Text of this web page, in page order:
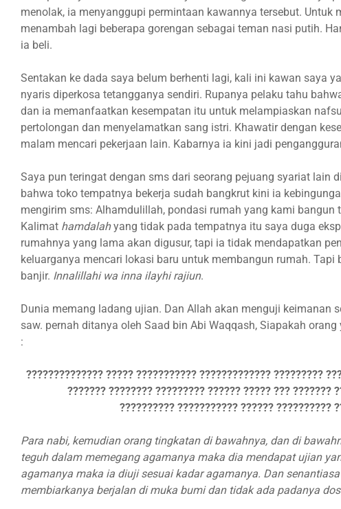
menolak, ia menyanggupi permintaan kawannya tersebut.
menambah lagi beberapa gorengan sebagai teman nasi putih.
ia beli.
Sentakan ke dada saya belum berhenti lagi, kali ini kawan saya
nyaris diperkosa tetangganya sendiri. Rupanya pelaku tahu
dan ia memanfaatkan kesempatan itu untuk melampiaskan
pertolongan dan menyelamatkan sang istri. Khawatir dengan
malam mencari pekerjaan lain. Kabarnya ia kini jadi
Saya pun teringat dengan sms dari seorang pejuang syariat lain
bahwa toko tempatnya bekerja sudah bangkrut kini ia
mengirim sms: Alhamdulillah, pondasi rumah yang kami
Kalimat hamdalahyang tidak pada tempatnya itu saya duga
rumahnya yang lama akan digusur, tapi ia tidak mendapatkan
keluarganya mencari lokasi baru untuk membangun rumah.
banjir. Innalillahi wa inna ilayhi rajiun.
Dunia memang ladang ujian. Dan Allah akan menguji keimanan
saw. pernah ditanya oleh Saad bin Abi Waqqash, Siapakah
:
?????????????? ????? ??????????? ????????????? ?????????
??????? ???????? ????????? ?????? ????? ??? ???????
?????????? ??????????? ?????? ??????????
Para nabi, kemudian orang tingkatan di bawahnya, dan di
teguh dalam memegang agamanya maka dia mendapat ujian
agamanya maka ia diuji sesuai kadar agamanya. Dan
membiarkanya berjalan di muka bumi dan tidak ada padanya